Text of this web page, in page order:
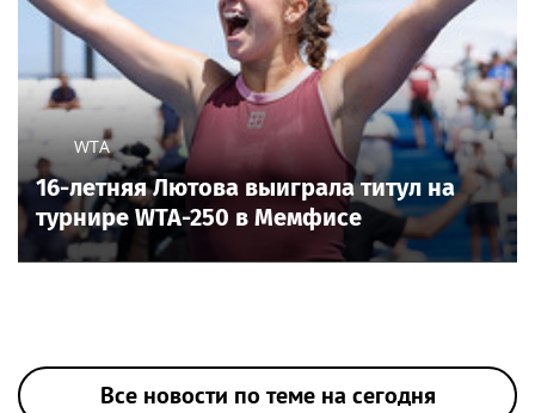
WTA
16-летняя Лютова выиграла титул на
турнире WTA-250 в Мемфисе
Все новости по теме на сегодня